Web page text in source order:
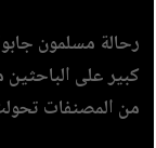
رحالة مسلمون
كبير على
من المصنفات